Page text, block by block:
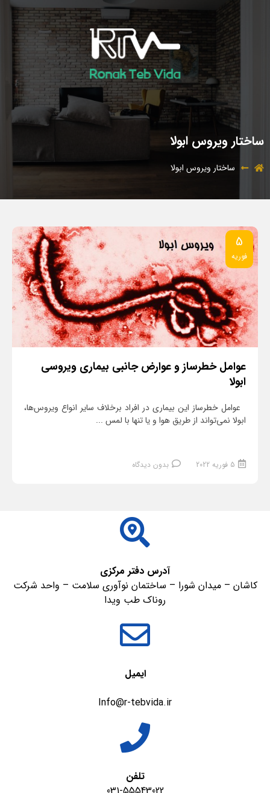
ساختار ویروس ابولا
ساختار ویروس ابولا
5
فوریه
عوامل خطرساز و عوارض جانبی بیماری ویروسی
ابولا
عوامل خطرساز این بیماری در افراد برخلاف سایر انواع ویروس‌ها،
ابولا نمی‌تواند از طریق هوا و یا تنها با لمس ...
5 فوریه 2022 بدون دیدگاه
آدرس دفتر مرکزی
کاشان – میدان شورا – ساختمان نوآوری سلامت – واحد شرکت
روناک طب ویدا
ایمیل
Info@r-tebvida.ir
تلفن